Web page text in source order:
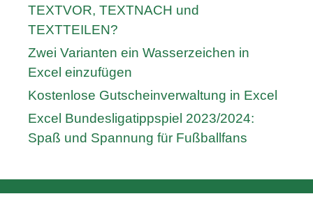
TEXTVOR, TEXTNACH und
TEXTTEILEN?
Zwei Varianten ein Wasserzeichen in
Excel einzufügen
Kostenlose Gutscheinverwaltung in Excel
Excel Bundesligatippspiel 2023/2024:
Spaß und Spannung für Fußballfans